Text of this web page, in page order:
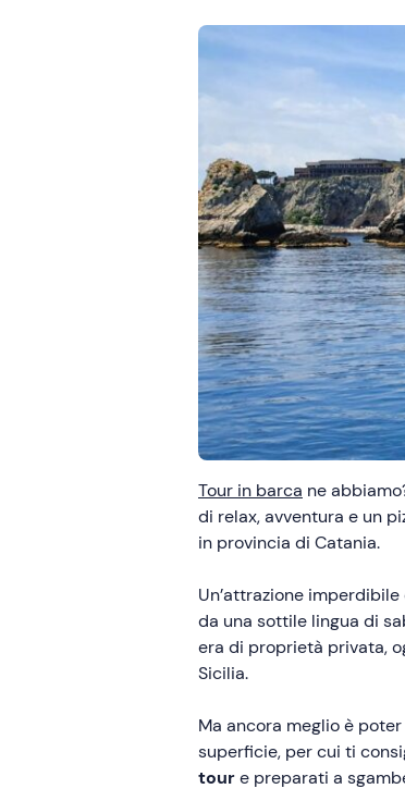
Tour in barca ne
di relax, avventura e un
in provincia di Catania.
Un’attrazione imperdibile
da una sottile lingua di
era di proprietà privata,
Sicilia.
Ma ancora meglio è
superficie, per cui ti
toure preparati a